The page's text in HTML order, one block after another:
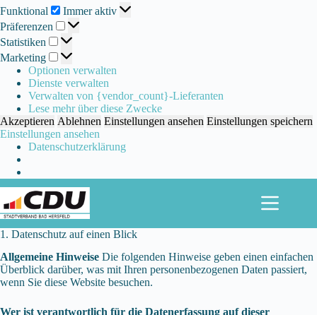
Funktional Funktional
Immer aktiv
Präferenzen
Präferenzen
Statistiken Statistiken
Marketing Marketing
Optionen verwalten
Dienste verwalten
Verwalten von {vendor_count}-Lieferanten
Lese mehr über diese Zwecke
Akzeptieren Ablehnen Einstellungen ansehen Einstellungen speichern
Einstellungen ansehen
Datenschutzerklärung
Inhalt
springen
1. Datenschutz auf einen Blick
Allgemeine Hinweise Die folgenden Hinweise geben einen einfachen
Überblick darüber, was mit Ihren personenbezogenen Daten passiert,
wenn Sie diese Website besuchen.
Wer ist verantwortlich für die Datenerfassung auf dieser